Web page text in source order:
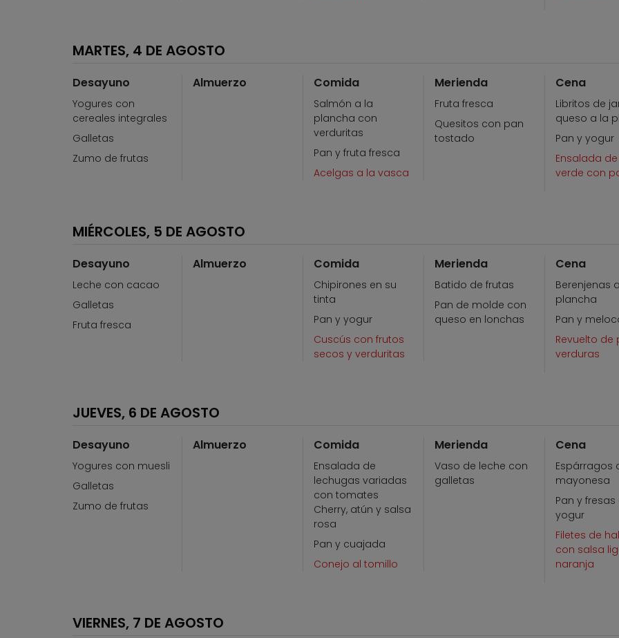
MARTES, 4 DE AGOSTO
Desayuno
Yogures con
cereales integrales
Galletas
Zumo de frutas
Almuerzo Comida
Salmón a la
plancha con
verduritas
Pan y fruta fresca
Acelgas a la vasca
Merienda
Fruta fresca
Quesitos con pan
tostado
Cena
Libritos de
queso a la
Pan y yogur
Ensalada
verde con
MIÉRCOLES, 5 DE AGOSTO
Desayuno
Leche con cacao
Galletas
Fruta fresca
Almuerzo Comida
Chipirones en su
tinta
Pan y yogur
Cuscús con frutos
secos y verduritas
Merienda
Batido de frutas
Pan de molde con
queso en lonchas
Cena
Berenjenas
plancha
Pan y
Revuelto de
verduras
JUEVES, 6 DE AGOSTO
Desayuno
Yogures con muesli
Galletas
Zumo de frutas
Almuerzo Comida
Ensalada de
lechugas variadas
con tomates
Cherry, atún y salsa
rosa
Pan y cuajada
Conejo al tomillo
Merienda
Vaso de leche con
galletas
Cena
Espárragos
mayonesa
Pan y
yogur
Filetes de
con salsa
naranja
VIERNES, 7 DE AGOSTO